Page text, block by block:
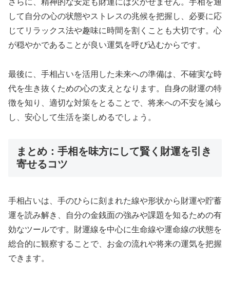
して自分の心の状態やストレスの兆候を把握し、必要に応
じてリラックス法や趣味に時間を割くことも大切です。心
が穏やかであることが良い運気を呼び込むからです。
最後に、手相占いを活用した未来への準備は、不確実な時
代を生き抜くための心の支えとなります。自身の財運の特
徴を知り、適切な対策をとることで、将来への不安を減ら
し、安心して生活を楽しめるでしょう。
まとめ：手相を味方にして賢く財運を引き
寄せるコツ
手相占いは、手のひらに刻まれた線や形状から財運や貯蓄
運を読み解き、自分の金銭面の強みや課題を知るための有
効なツールです。財運線を中心に生命線や運命線の状態を
総合的に観察することで、お金の流れや将来の運気を把握
できます。